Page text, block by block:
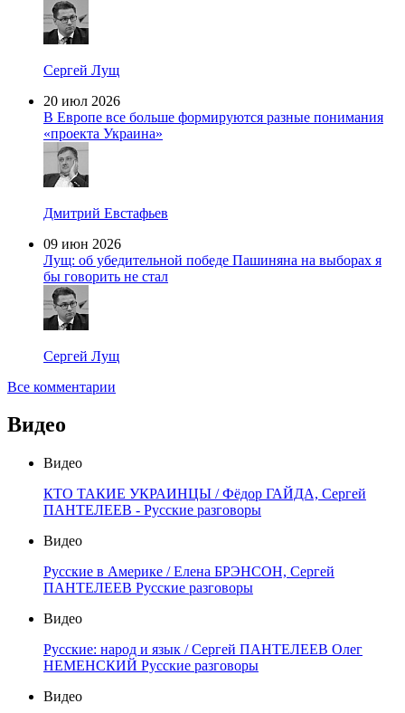
Сергей Лущ
20 июл 2026
В Европе все больше формируются разные понимания
«проекта Украина»
Дмитрий Евстафьев
09 июн 2026
Лущ: об убедительной победе Пашиняна на выборах я
бы говорить не стал
Сергей Лущ
Все комментарии
Видео
Видео
КТО ТАКИЕ УКРАИНЦЫ / Фёдор ГАЙДА, Сергей
ПАНТЕЛЕЕВ - Русские разговоры
Видео
Русские в Америке / Елена БРЭНСОН, Сергей
ПАНТЕЛЕЕВ Русские разговоры
Видео
Русские: народ и язык / Сергей ПАНТЕЛЕЕВ Олег
НЕМЕНСКИЙ Русские разговоры
Видео